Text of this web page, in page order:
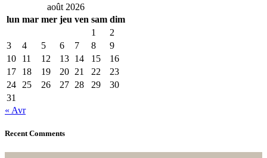
août 2026
lun mar mer jeu ven sam dim
1
2
3
4 5 6 7 8
9
10
11 12 13 14 15
16
17
18 19 20 21 22
23
24
25 26 27 28 29
30
31
« Avr
Recent Comments